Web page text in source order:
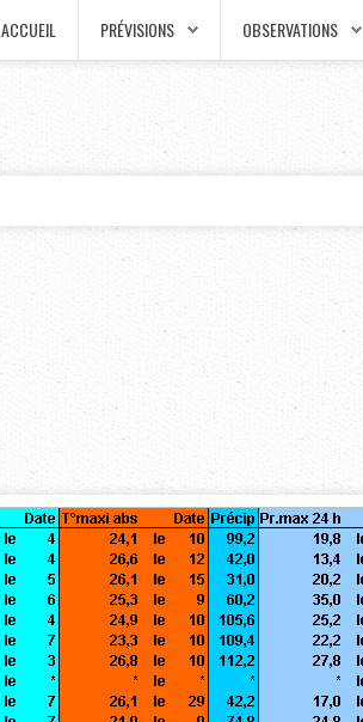
ACCUEIL PRÉVISIONS OBSERVATIONS